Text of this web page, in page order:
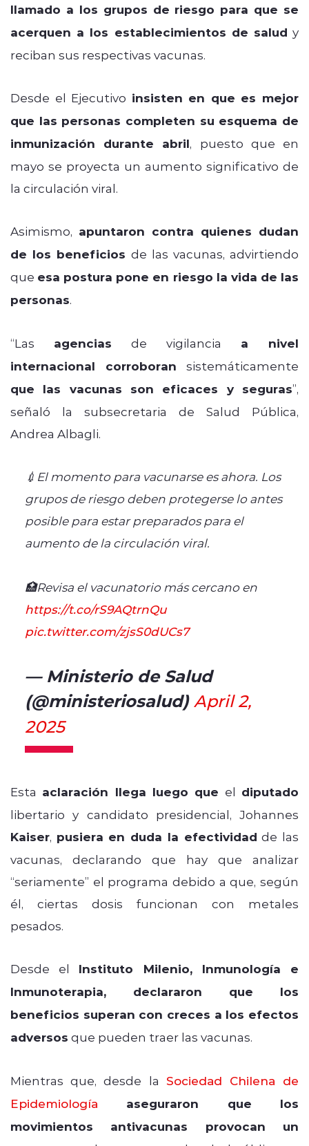
llamado a los grupos de riesgo para que se
acerquen a los establecimientos de salud y
reciban sus respectivas vacunas.
Desde el Ejecutivo insisten en que es mejor
que las personas completen su esquema de
inmunización durante abril, puesto que en
mayo se proyecta un aumento significativo de
la circulación viral.
Asimismo, apuntaron contra quienes dudan
de los beneficios de las vacunas, advirtiendo
que esa postura pone en riesgo la vida de las
personas.
“Las agencias de vigilancia a nivel
internacional
corroboran sistemáticamente
que las vacunas son eficaces y seguras”,
señaló la subsecretaria de Salud Pública,
Andrea Albagli.
💉El momento para vacunarse es ahora. Los
grupos de riesgo deben protegerse lo antes
posible para estar preparados para el
aumento de la circulación viral.
🏥Revisa el vacunatorio más cercano en
https://t.co/rS9AQtrnQu
pic.twitter.com/zjsS0dUCs7
— Ministerio de Salud
(@ministeriosalud) April 2,
2025
Esta aclaración llega luego que el diputado
libertario y candidato presidencial, Johannes
Kaiser, pusiera en duda la efectividad de las
vacunas, declarando que hay que analizar
“seriamente” el programa debido a que, según
él, ciertas dosis funcionan con metales
pesados.
Desde el Instituto Milenio, Inmunología e
Inmunoterapia, declararon que los
beneficios superan con creces a los efectos
adversos que pueden traer las vacunas.
Mientras que, desde la Sociedad Chilena de
Epidemiología aseguraron que los
movimientos antivacunas provocan un